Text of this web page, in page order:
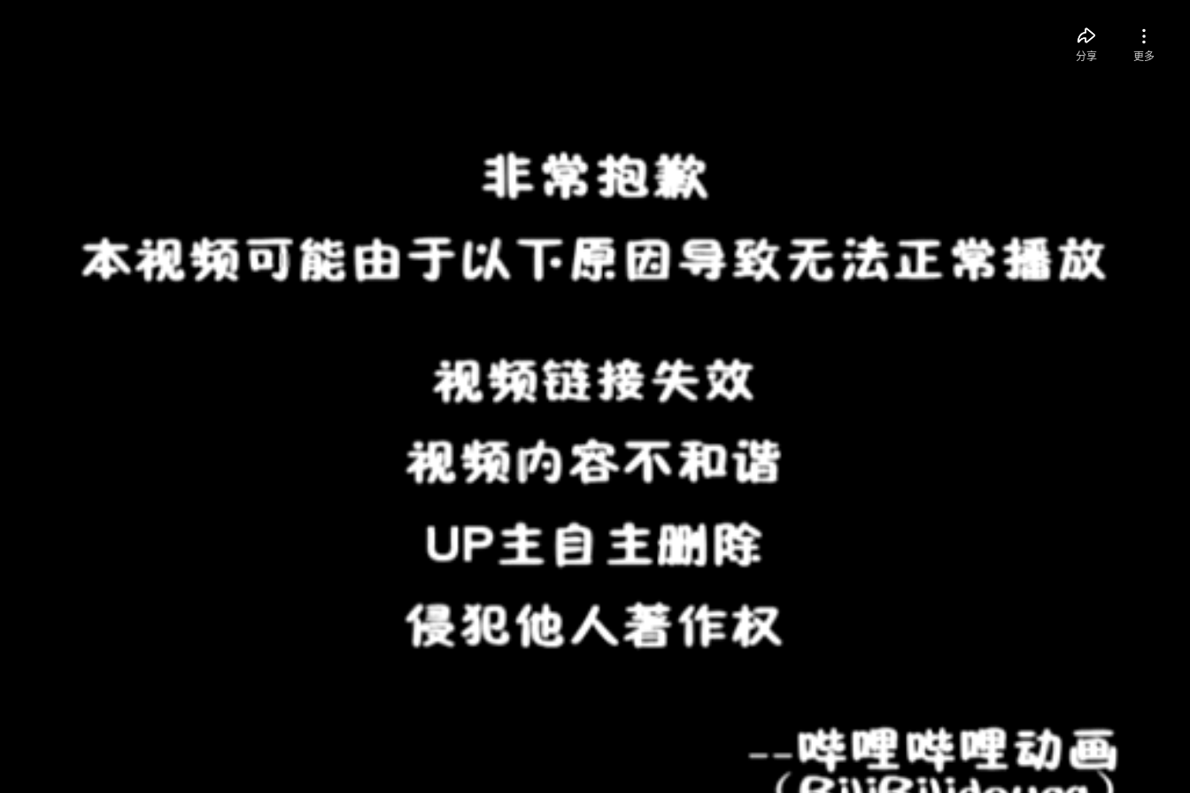
分享 更多